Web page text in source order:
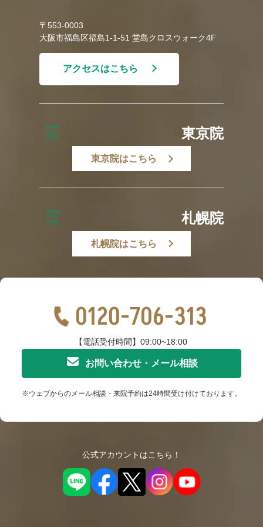
〒553-0003
大阪市福島区福島1-1-51 堂島クロスウォーク4F
アクセスはこちら
東京院
東京院はこちら
札幌院
札幌院はこちら
0120-706-313
【電話受付時間】09:00~18:00
お問い合わせ・メール相談
※ウェブからのメール相談・来院予約は24時間受け付けております。
公式アカウントはこちら！